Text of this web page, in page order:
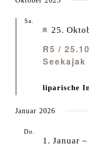
Sa.
R5 /
25.
liparische
Januar 2026
Do.
1. Januar –